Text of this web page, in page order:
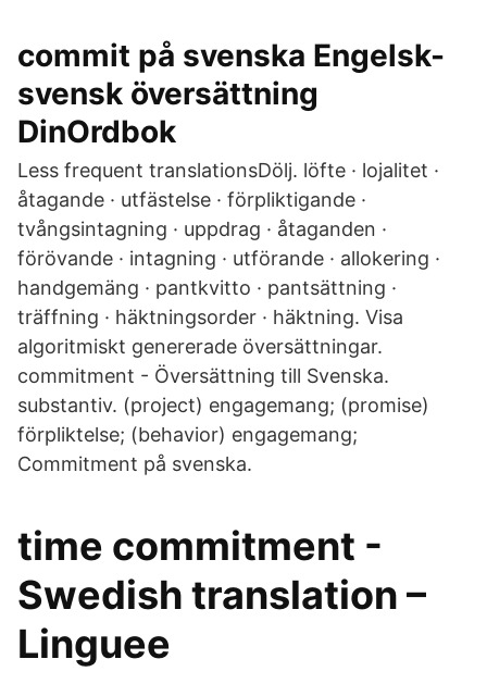
commit på svenska Engelsk-
svensk översättning
DinOrdbok
Less frequent translationsDölj. löfte · lojalitet ·
åtagande · utfästelse · förpliktigande ·
tvångsintagning · uppdrag · åtaganden ·
förövande · intagning · utförande · allokering ·
handgemäng · pantkvitto · pantsättning ·
träffning · häktningsorder · häktning. Visa
algoritmiskt genererade översättningar.
commitment - Översättning till Svenska.
substantiv. (project) engagemang; (promise)
förpliktelse; (behavior) engagemang;
Commitment på svenska.
time commitment -
Swedish translation –
Linguee